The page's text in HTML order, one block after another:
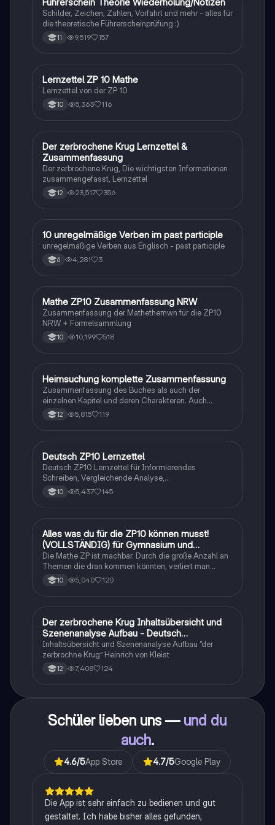
F
Schilder, Zeichen, Zahlen, Vorfahrt und mehr - alles für
die theoretische Führerscheinprüfung :)
11 9,519 157
Mathe
Lernzettel ZP 10 Mathe
Lernzettel von der ZP 10
10 5,363 116
Deutsch
Der zerbrochene Krug Lernzettel &
Zusammenfassung
Der zerbrochene Krug, Die wichtigsten Informationen
zusammengefasst, Lernzettel
12 23,517 356
1 Englisch
10 unregelmäßige Verben im past participle
unregelmäßige Verben aus Englisch - past participle
6 4,281 3
Mathe
Mathe ZP10 Zusammenfassung NRW
Zusammenfassung der Mathethemwn für die ZP10
NRW + Formelsammlung
10 10,199 518
Deutsch
Heimsuchung komplette Zusammenfassung
Zusammenfassung des Buches als auch der
einzelnen Kapitel und deren Charakteren. Auch
tabellarisch. Im Unterricht ohne KI erstellt
12 5,815 119
Deutsch
Deutsch ZP10 Lernzettel
Deutsch ZP10 Lernzettel für Informierendes
Schreiben, Vergleichende Analyse,
Sachtexte/Roman/Gedicht..
10 5,437 145
Mathe
Alles was du für die ZP10 können musst!
(VOLLSTÄNDIG) für Gymnasium und
Realschule
Die Mathe ZP ist machbar. Durch die große Anzahl an
Themen die dran kommen könnten, verliert man
schnell den Überblick. Also habe ich von den kleinsten
Themen bis hin zu den größten alles
10 5,040 120
Deutsch
Der zerbrochene Krug Inhaltsübersicht und
Szenenanalyse Aufbau - Deutsch
Q1/Q2/Abitur
Inhaltsübersicht und Szenenanalyse Aufbau “der
zerbrochne Krug” Heinrich von Kleist
12 7,408 124
Schüler lieben uns — und du
auch.
4.6/5App Store 4.7/5Google Play
Die App ist sehr einfach zu bedienen und gut
gestaltet. Ich habe bisher alles gefunden,